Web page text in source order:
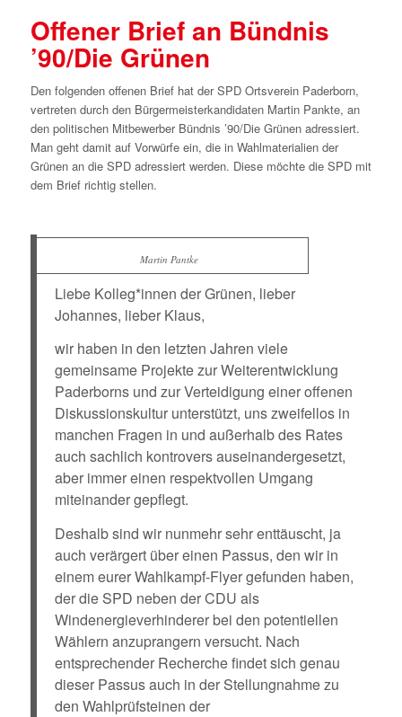
Offener Brief an Bündnis
’90/Die Grünen
Den folgenden offenen Brief hat der SPD Ortsverein Paderborn,
vertreten durch den Bürgermeisterkandidaten Martin Pankte, an
den politischen Mitbewerber Bündnis ’90/Die Grünen adressiert.
Man geht damit auf Vorwürfe ein, die in Wahlmaterialien der
Grünen an die SPD adressiert werden. Diese möchte die SPD mit
dem Brief richtig stellen.
Martin Pantke
Liebe Kolleg*innen der Grünen, lieber
Johannes, lieber Klaus,
wir haben in den letzten Jahren viele
gemeinsame Projekte zur Weiterentwicklung
Paderborns und zur Verteidigung einer offenen
Diskussionskultur unterstützt, uns zweifellos in
manchen Fragen in und außerhalb des Rates
auch sachlich kontrovers auseinandergesetzt,
aber immer einen respektvollen Umgang
miteinander gepflegt.
Deshalb sind wir nunmehr sehr enttäuscht, ja
auch verärgert über einen Passus, den wir in
einem eurer Wahlkampf-Flyer gefunden haben,
der die SPD neben der CDU als
Windenergieverhinderer bei den potentiellen
Wählern anzuprangern versucht. Nach
entsprechender Recherche findet sich genau
dieser Passus auch in der Stellungnahme zu
den Wahlprüfsteinen der